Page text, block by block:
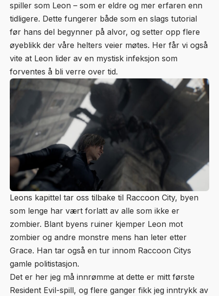
spiller som Leon – som er eldre og mer erfaren enn
tidligere. Dette fungerer både som en slags tutorial
før hans del begynner på alvor, og setter opp flere
øyeblikk der våre helters veier møtes. Her får vi også
vite at Leon lider av en mystisk infeksjon som
forventes å bli verre over tid.
Leons kapittel tar oss tilbake til Raccoon City, byen
som lenge har vært forlatt av alle som ikke er
zombier. Blant byens ruiner kjemper Leon mot
zombier og andre monstre mens han leter etter
Grace. Han tar også en tur innom Raccoon Citys
gamle politistasjon.
Det er her jeg må innrømme at dette er mitt første
Resident Evil-spill, og flere ganger fikk jeg inntrykk av